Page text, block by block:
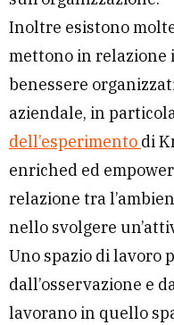
Inoltre esistono
mettono in relazione
benessere
aziendale, in
dell’esperimento di
enriched ed
relazione tra
nello svolgere
Uno spazio di lavoro
dall’osservazione e
lavorano in quello